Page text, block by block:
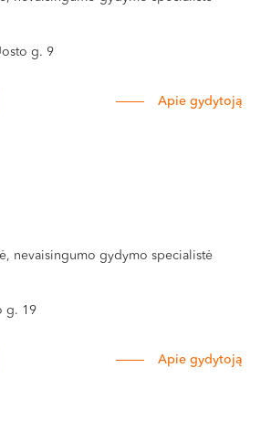
g. 9
Apie gydytoją
nevaisingumo gydymo specialistė
g. 19
Apie gydytoją